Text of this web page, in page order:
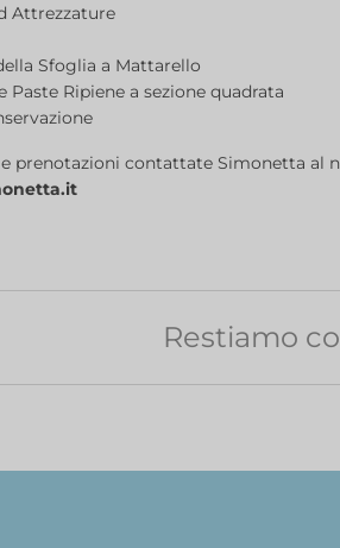
Attrezzature
Sfoglia a Mattarello
Paste Ripiene a sezione quadrata
prenotazioni contattate Simonetta al
Restiamo